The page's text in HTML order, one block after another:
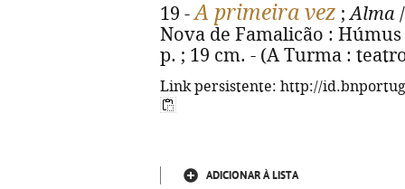
19 -A primeira vez ;Alma
Nova de Famalicão :
p. ; 19 cm. - (A Turma :
Link persistente: http://
ADICIONAR À LISTA